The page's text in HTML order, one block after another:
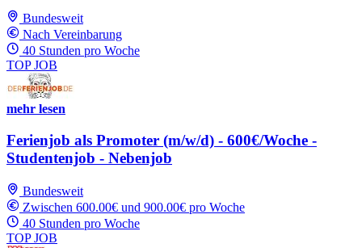
Bundesweit
Nach Vereinbarung
40 Stunden pro Woche
TOP JOB
mehr lesen
Ferienjob als Promoter (m/w/d) - 600€/Woche -
Studentenjob - Nebenjob
Bundesweit
Zwischen 600.00€ und 900.00€ pro Woche
40 Stunden pro Woche
TOP JOB